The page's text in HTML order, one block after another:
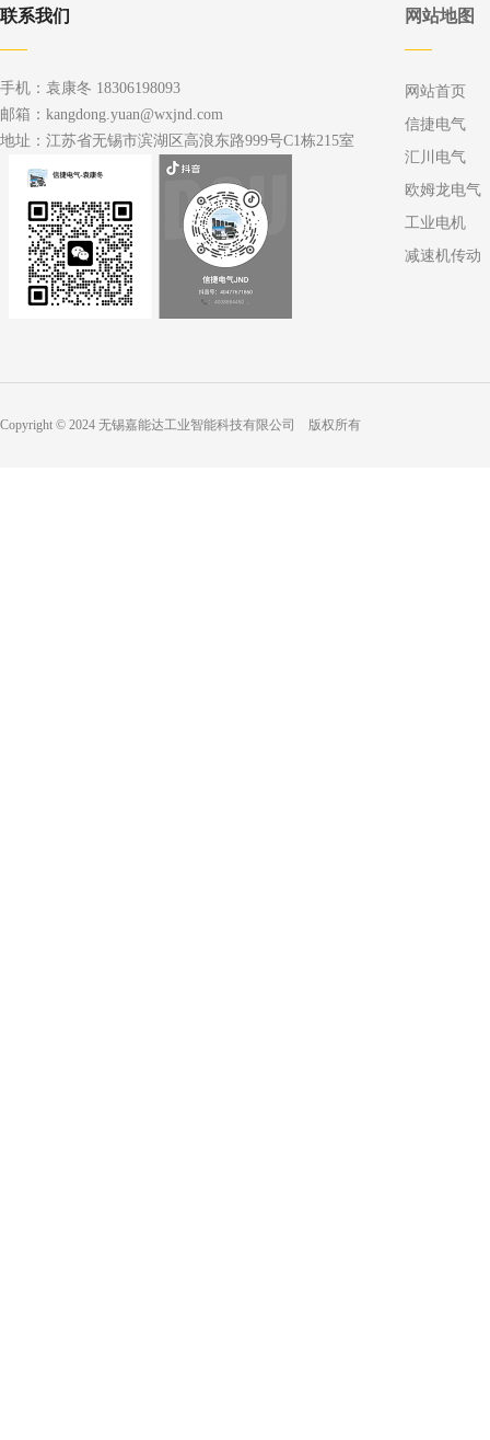
联系我们
手机：袁康冬 18306198093
邮箱：kangdong.yuan@wxjnd.com
地址：江苏省无锡市滨湖区高浪东路999号C1栋215室
网站地图
网站首页
信捷电气
汇川电气
欧姆龙电气
工业电机
减速机传动
Copyright © 2024 无锡嘉能达工业智能科技有限公司 版权所有